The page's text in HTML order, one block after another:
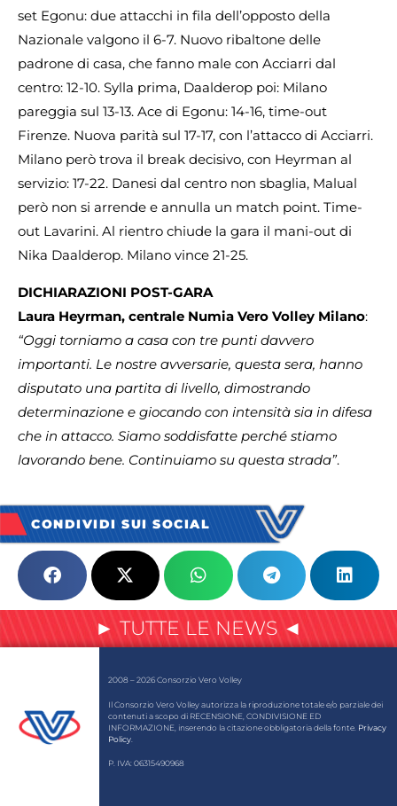
set Egonu: due attacchi in fila dell’opposto della
Nazionale valgono il 6-7. Nuovo ribaltone delle
padrone di casa, che fanno male con Acciarri dal
centro: 12-10. Sylla prima, Daalderop poi: Milano
pareggia sul 13-13. Ace di Egonu: 14-16, time-out
Firenze. Nuova parità sul 17-17, con l’attacco di Acciarri.
Milano però trova il break decisivo, con Heyrman al
servizio: 17-22. Danesi dal centro non sbaglia, Malual
però non si arrende e annulla un match point. Time-
out Lavarini. Al rientro chiude la gara il mani-out di
Nika Daalderop. Milano vince 21-25.
DICHIARAZIONI POST-GARA
Laura Heyrman, centrale Numia Vero Volley Milano:
“Oggi torniamo a casa con tre punti davvero
importanti. Le nostre avversarie, questa sera, hanno
disputato una partita di livello, dimostrando
determinazione e giocando con intensità sia in difesa
che in attacco. Siamo soddisfatte perché stiamo
lavorando bene. Continuiamo su questa strada”.
CONDIVIDI SUI SOCIAL
► TUTTE LE NEWS ◄
2008 – 2026 Consorzio Vero Volley
Il Consorzio Vero Volley autorizza la riproduzione totale e/o parziale dei
contenuti a scopo di RECENSIONE, CONDIVISIONE ED
INFORMAZIONE, inserendo la citazione obbligatoria della fonte. Privacy
Policy
P. IVA: 06315490968